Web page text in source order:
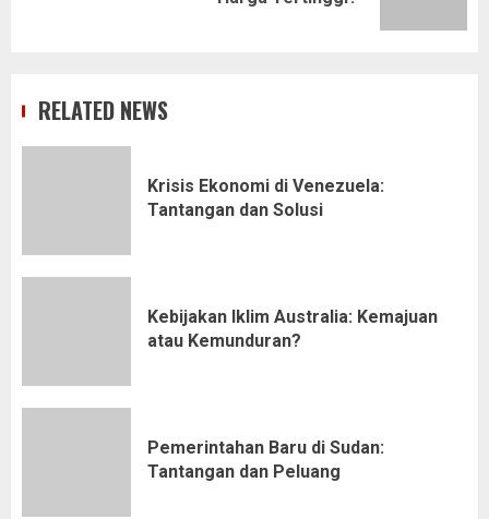
RELATED NEWS
Krisis Ekonomi di Venezuela:
Tantangan dan Solusi
Kebijakan Iklim Australia: Kemajuan
atau Kemunduran?
Pemerintahan Baru di Sudan:
Tantangan dan Peluang